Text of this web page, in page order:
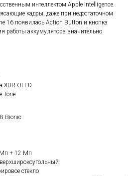
интеллектом Apple Intelligence.
кадры, даже при недостаточном
16 появилась Action Button и кнопка
работы аккумулятора значительно
XDR OLED
Tone
Bionic
Мп + 12 Мп
стекло